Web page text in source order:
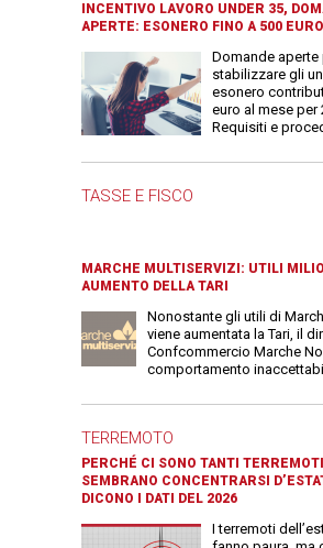
INCENTIVO LAVORO UNDER 35,
APERTE: ESONERO FINO A 500
Domande aperte
stabilizzare gli
esonero
euro al mese per
Requisiti e
TASSE E FISCO
MARCHE MULTISERVIZI: UTILI
AUMENTO DELLA TARI
Nonostante gli utili di
viene aumentata la Tari, il
Confcommercio Marche
comportamento
TERREMOTO
PERCHÉ CI SONO TANTI
SEMBRANO CONCENTRARSI
DICONO I DATI DEL 2026
I terremoti